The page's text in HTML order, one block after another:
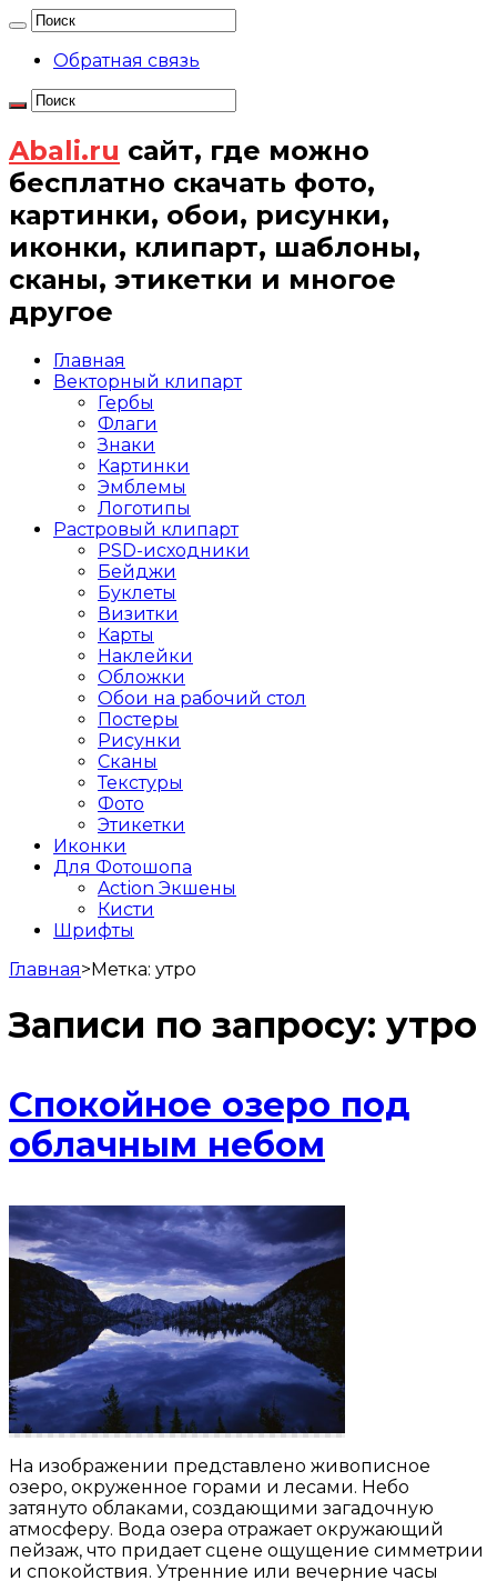
Обратная связь
Abali.ru сайт, где можно
бесплатно скачать фото,
картинки, обои, рисунки,
иконки, клипарт, шаблоны,
сканы, этикетки и многое
другое
Главная
Векторный клипарт
Гербы
Флаги
Знаки
Картинки
Эмблемы
Логотипы
Растровый клипарт
PSD-исходники
Бейджи
Буклеты
Визитки
Карты
Наклейки
Обложки
Обои на рабочий стол
Постеры
Рисунки
Сканы
Текстуры
Фото
Этикетки
Иконки
Для Фотошопа
Action Экшены
Кисти
Шрифты
Главная>Метка: утро
Записи по запросу: утро
Спокойное озеро под
облачным небом
На изображении представлено живописное
озеро, окруженное горами и лесами. Небо
затянуто облаками, создающими загадочную
атмосферу. Вода озера отражает окружающий
пейзаж, что придает сцене ощущение симметрии
и спокойствия. Утренние или вечерние часы